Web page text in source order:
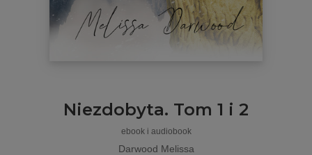
Niezdobyta. Tom 1 i 2
ebook i audiobook
Darwood Melissa